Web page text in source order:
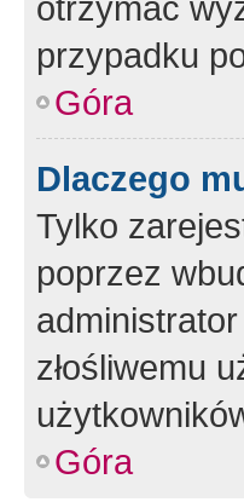
przypadku
Góra
Dlaczego
Tylko
poprzez
złośliwemu
Góra